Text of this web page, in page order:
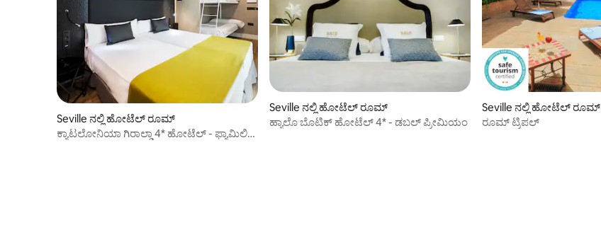
Seville ನಲ್ಲಿ ಹೋಟೆಲ್ ರೂಮ್
ಕ್ಯಾಟಲೋನಿಯಾ ಗಿರಾಲ್ಡಾ 4* ಹೋಟೆಲ್ - ಫ್ಯಾಮಿಲಿ
Seville ನಲ್ಲಿ ಹೋಟೆಲ್ ರೂಮ್
ಹ್ಯಾಲೊ ಬೊಟಿಕ್ ಹೋಟೆಲ್ 4* - ಡಬಲ್ ಪ್ರೀಮಿಯಂ
Seville ನಲ್ಲಿ ಹೋಟೆಲ್ ರೂಮ್
ರೂಮ್ ಟ್ರಿಪಲ್